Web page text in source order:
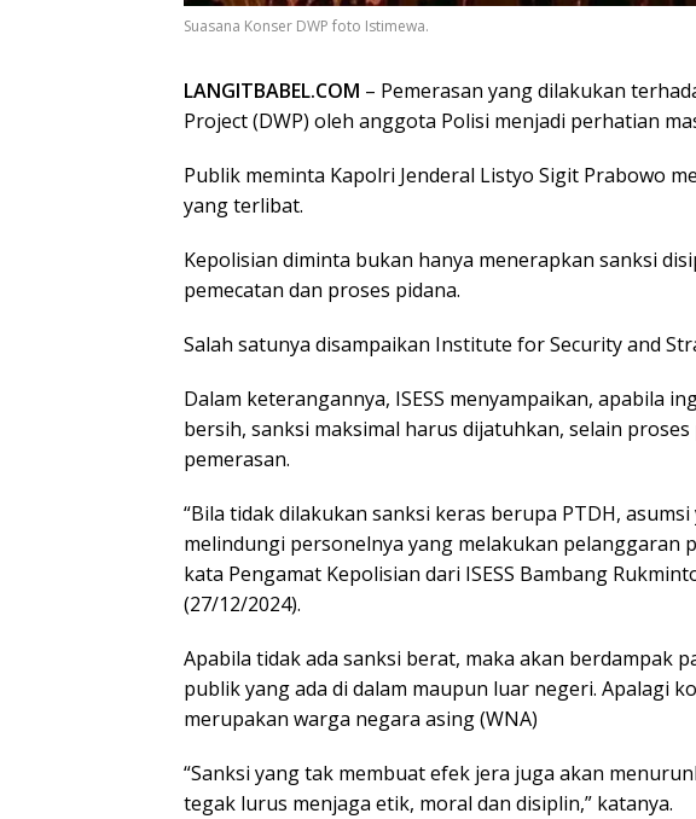
Suasana Konser DWP foto Istimewa.
LANGITBABEL.COM – Pemerasan yang dilakukan
Project (DWP) oleh anggota Polisi menjadi perhatian
Publik meminta Kapolri Jenderal Listyo Sigit Prabowo
yang terlibat.
Kepolisian diminta bukan hanya menerapkan sanksi
pemecatan dan proses pidana.
Salah satunya disampaikan Institute for Security and
Dalam keterangannya, ISESS menyampaikan, apabila
bersih, sanksi maksimal harus dijatuhkan, selain
pemerasan.
“Bila tidak dilakukan sanksi keras berupa PTDH,
melindungi personelnya yang melakukan pelanggaran
kata Pengamat Kepolisian dari ISESS Bambang
(27/12/2024).
Apabila tidak ada sanksi berat, maka akan berdampak
publik yang ada di dalam maupun luar negeri. Apalagi
merupakan warga negara asing (WNA)
“Sanksi yang tak membuat efek jera juga akan
tegak lurus menjaga etik, moral dan disiplin,” katanya.